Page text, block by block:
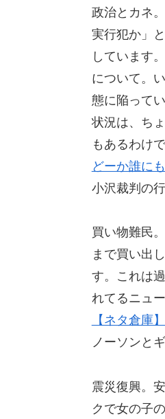
政治とカネ
実行犯か」
しています
について。
態に陥って
状況は、ち
もあるわけで
どーか誰に
小沢裁判の
買い物難民
まで買い出
す。これは
れてるニュ
【ネタ倉庫
ノーソンと
震災復興。
クで女の子